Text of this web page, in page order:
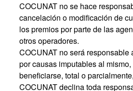
COCUNAT no se hace
cancelación o modificación de
los premios por parte de las
otros operadores.
COCUNAT no será responsable
por causas imputables al
beneficiarse, total o
COCUNAT declina toda